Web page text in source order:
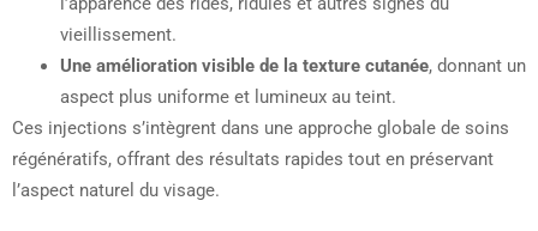
vieillissement.
Une amélioration visible de la texture cutanée, donnant un
aspect plus uniforme et lumineux au teint.
Ces injections s’intègrent dans une approche globale de soins
régénératifs, offrant des résultats rapides tout en préservant
l’aspect naturel du visage.